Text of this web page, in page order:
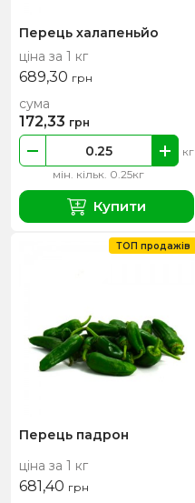
Перець халапеньйо
ціна за 1 кг
689,30 грн
мін. кільк. 0.25кг
кг
сума
172,33 грн
Купити
Перець падрон
ціна за 1 кг
681,40 грн
ТОП продажів